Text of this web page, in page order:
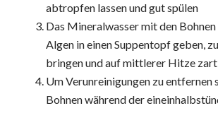
abtropfen lassen und gut spülen
Das Mineralwasser mit den
Algen in einen Suppentopf geben,
bringen und auf mittlerer Hitze
Um Verunreinigungen zu entfernen
Bohnen während der